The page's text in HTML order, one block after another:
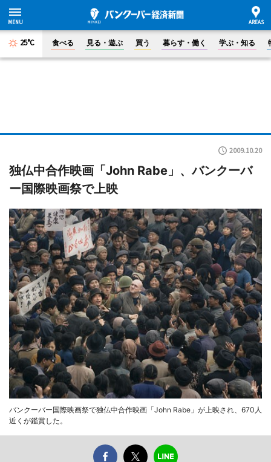
25°C 食べる 見る・遊ぶ 買う 暮らす・働く 学ぶ・知る
2009.10.20
独仏中合作映画「John Rabe」、バンクーバ
ー国際映画祭で上映
バンクーバー国際映画祭で独仏中合作映画「John Rabe」が上映され、670人
近くが鑑賞した。